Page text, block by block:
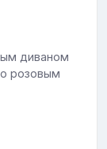
розовым